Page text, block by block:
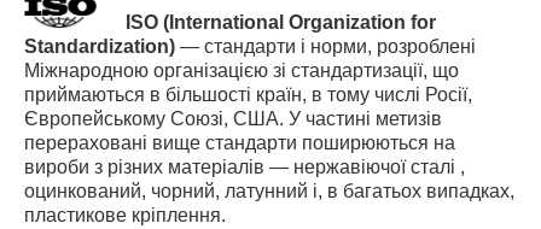
ISO (International Organization for
Standardization) — стандарти і норми, розроблені
Міжнародною організацією зі стандартизації, що
приймаються в більшості країн, в тому числі Росії,
Європейському Союзі, США. У частині метизів
перераховані вище стандарти поширюються на
вироби з різних матеріалів — нержавіючої сталі ,
оцинкований, чорний, латунний і, в багатьох випадках,
пластикове кріплення.